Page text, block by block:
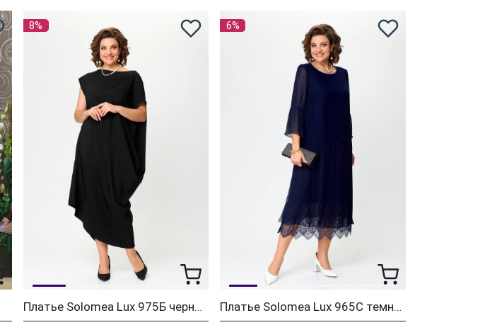
8%
Платье Solomea Lux 975Б черный
6%
Платье Solomea Lux 965С темно-синий